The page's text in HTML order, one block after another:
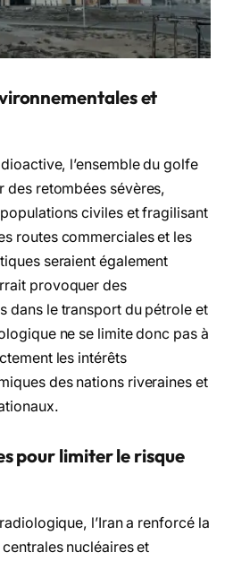
et
l’ensemble du golfe
des retombées sévères,
civiles et fragilisant
routes commerciales et les
seraient également
provoquer des
dans le transport du pétrole et
ne se limite donc pas à
les intérêts
des nations riveraines et
pour limiter le risque
l’Iran a renforcé la
nucléaires et